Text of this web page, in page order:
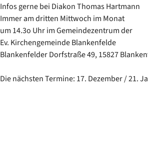
Infos gerne bei Diakon Thomas Hartmann
Immer am dritten Mittwoch im Monat
um 14.3o Uhr im Gemeindezentrum der
Ev. Kirchengemeinde Blankenfelde
Blankenfelder Dorfstraße 49, 15827
Die nächsten Termine: 17. Dezember / 21.